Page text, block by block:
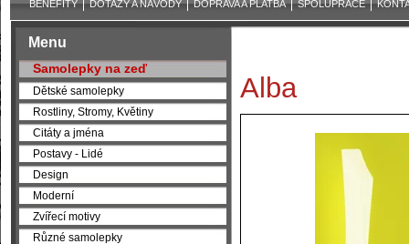
Alba
Menu
Samolepky na zeď
Dětské samolepky
Rostliny, Stromy, Květiny
Citáty a jména
Postavy - Lidé
Design
Moderní
Zvířecí motivy
Různé samolepky
BENEFITY DOTAZY A NÁVODY DOPRAVA A PLATBA SPOLUPRÁCE